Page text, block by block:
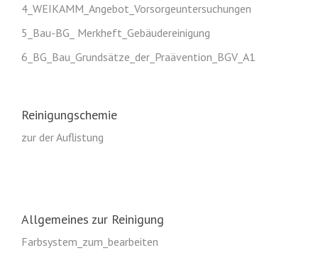
4_WEIKAMM_Angebot_Vorsorgeuntersuchungen
5_Bau-BG_ Merkheft_Gebäudereinigung
6_BG_Bau_Grundsätze_der_Praävention_BGV_A1
Reinigungschemie
zur der Auflistung
Allgemeines zur Reinigung
Farbsystem_zum_bearbeiten